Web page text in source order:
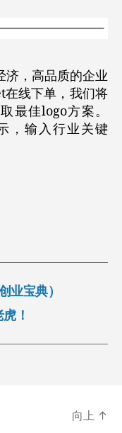
济，高品质的企业
线下单，我们将
最佳logo方案。
，输入行业关键
业宝典）
！
向上 ↑